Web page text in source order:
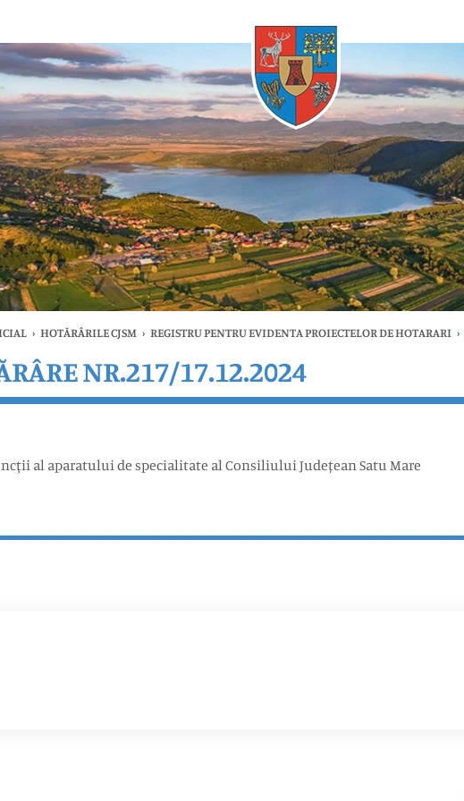
› HOTĂRÂRILE CJSM › REGISTRU PENTRU EVIDENTA PROIECTELOR DE HOTARARI ›
NR.217/17.12.2024
al aparatului de specialitate al Consiliului Județean Satu Mare